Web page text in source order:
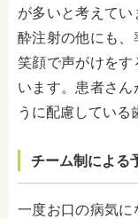
が多いと考えて
酔注射の他にも、
笑顔で声がけをす
います。患者さ
うに配慮している
チーム制による
一度お口の病気に